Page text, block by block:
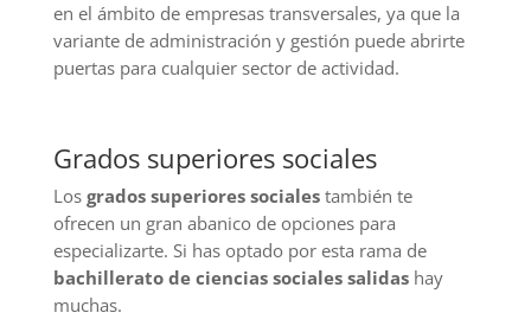
en el ámbito de empresas transversales, ya que la
variante de administración y gestión puede abrirte
puertas para cualquier sector de actividad.
Grados superiores sociales
Los grados superiores socialestambién te
ofrecen un gran abanico de opciones para
especializarte. Si has optado por esta rama de
bachillerato de ciencias sociales salidashay
muchas.